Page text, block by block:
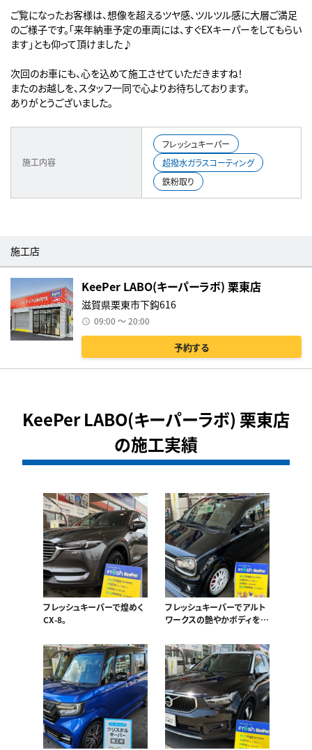
ご覧になったお客様は、想像を超えるツヤ感、ツルツル感に大層ご満足
のご様子です。「来年納車予定の車両には、すぐEXキーパーをしてもらい
ます」とも仰って頂けました♪
次回のお車にも、心を込めて施工させていただきますね！
またのお越しを、スタッフ一同で心よりお待ちしております。
ありがとうございました。
施工内容
フレッシュキーパー
超撥水ガラスコーティング
鉄粉取り
施工店
KeePer LABO(キーパーラボ) 栗東店
滋賀県栗東市下鈎616
09:00 ～ 20:00
予約する
KeePer LABO(キーパーラボ) 栗東店
の施工実績
フレッシュキーパーで煌めく
CX-8。
フレッシュキーパーでアルト
ワークスの艶やかボディをキ